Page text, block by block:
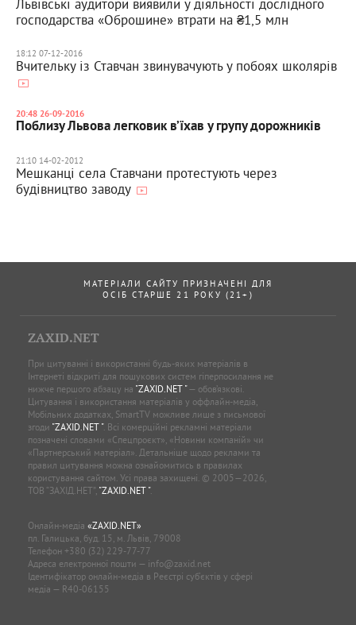
Львівські аудитори виявили у діяльності дослідного
господарства «Оброшине» втрати на ₴1,5 млн
18:12 07-12-2016
Вчительку із Ставчан звинувачують у побоях школярів
20:48 26-09-2016
Поблизу Львова легковик в’їхав у групу дорожників
21:10 14-02-2012
Мешканці села Ставчани протестують через
будівництво заводу
МАТЕРІАЛИ САЙТУ ПРИЗНАЧЕНІ ДЛЯ
ОСІБ СТАРШЕ 21 РОКУ (21+)
ZAXID.NET
При цитуванні і використанні будь-яких матеріалів в
Інтернеті відкриті для пошукових систем гіперпосилання не
нижче першого абзацу на "ZAXID.NET "— обов’язкові.
Цитування і використання матеріалів у оффлайн-медіа,
Мобільних додатках, SmartTV можливе лише з письмової
згоди "ZAXID.NET ". Всі комерційні рекламні матеріали
позначені словами «Спецпроєкт», «Новини компаній» чи
«Партнерський матеріал». Детальніше щодо реклами та
правил цитування можна ознайомитись в правилах
користування сайтом. Усі права захищені. © 2005—2026,
ТОВ “ЗАХІД.НЕТ”, "ZAXID.NET ".
Онлайн-медіа «ZAXID.NET»
пл. Галицька, буд. 15, м. Львів, 79008
Телефон +380 (32) 229-77-77
Адреса електронної пошти — info@zaxid.net
Ідентифікатор онлайн-медіа в Реєстрі суб'єктів у сфері
медіа — R40-06155